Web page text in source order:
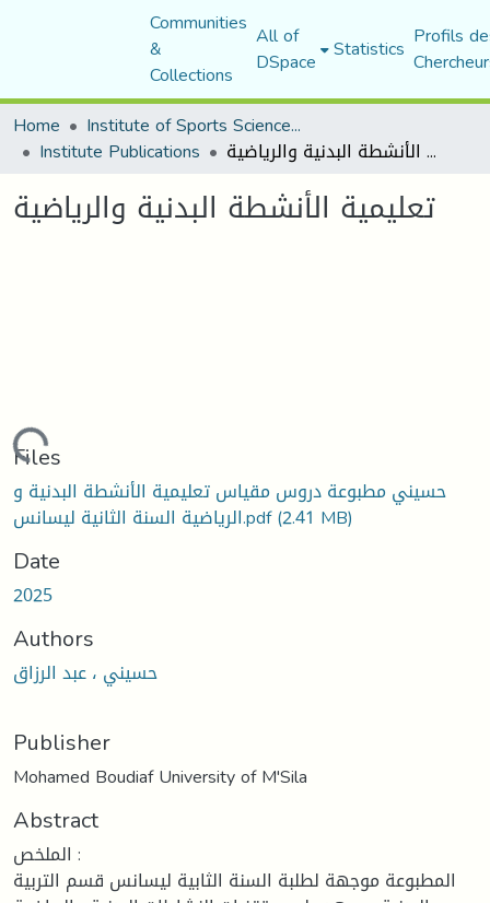
Communities
&
Collections
All of
DSpace Statistics Profils
Home
Institute of Sports Sciences and Techniques
Institute Publications تعليمية الأنشطة البدنية والرياضية
تعليمية الأنشطة البدنية والرياضية
Loading...
Files
حسيني مطبوعة دروس مقياس تعليمية الأنشطة البدنية و
الرياضية السنة الثانية ليسانس.pdf(2.41 MB)
Date
2025
Authors
حسيني ، عبد الرزاق
Publisher
Mohamed Boudiaf University of M'Sila
Abstract
الملخص :
المطبوعة موجهة لطلبة السنة الثابية ليسانس قسم التربية